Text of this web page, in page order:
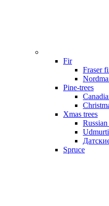
Fir
Fraser
Pine-trees
Xmas trees
Spruce